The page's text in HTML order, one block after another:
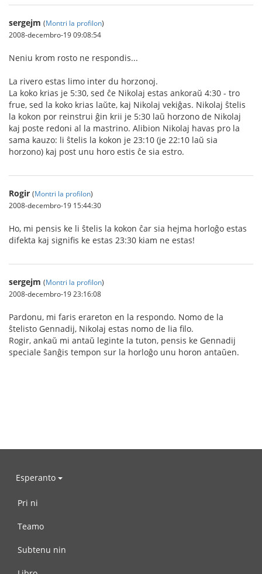
sergejm (Montri la profilon)
2008-decembro-19 09:08:54
Neniu krom rosto ne respondis...
La rivero estas limo inter du horzonoj.
La koko krias je 5:30, sed ĉe Nikolaj estas ankoraŭ 4:30 - tro
frue, sed la koko krias laŭte, kaj Nikolaj vekiĝas. Nikolaj ŝtelis
la kokon por reinstrui ĝin krii je 5:30 laŭ horzono de Nikolaj
kaj poste redoni al la mastrino. Alibion Nikolaj havas pro la
sama kauzo: li ŝtelis la kokon je 23:10 (je 22:10 laŭ sia
horzono) kaj post unu horo estis ĉe sia estro.
Rogir (Montri la profilon)
2008-decembro-19 15:44:30
Ho, mi pensis ke li ŝtelis la kokon ĉar sia hejma horloĝo estas
difekta kaj signifis ke estas 23:30 kiam ne estas!
sergejm (Montri la profilon)
2008-decembro-19 23:16:08
Pardonu, mi faris erareton en la respondo. Nomo de la
ŝtelisto Gennadij, Nikolaj estas nomo de lia filo.
Rogir, ankaŭ mi antaŭ leginte la tuton, pensis ke Gennadij
speciale ŝanĝis tempon sur la horloĝo unu horon antaŭen.
Esperanto
Pri ni
Teamo
Subtenu nin